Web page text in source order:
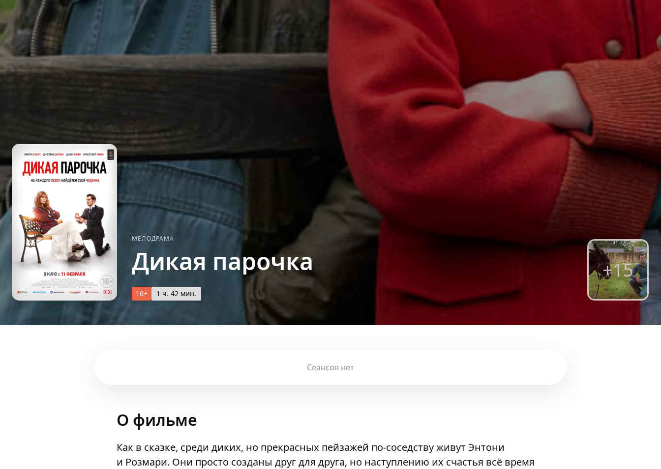
+15
МЕЛОДРАМА
Дикая парочка
16+ 1 ч. 42 мин.
Сеансов нет
О фильме
Как в сказке, среди диких, но прекрасных пейзажей по-соседству живут Энтони
и Розмари. Они просто созданы друг для друга, но наступлению их счастья всё время